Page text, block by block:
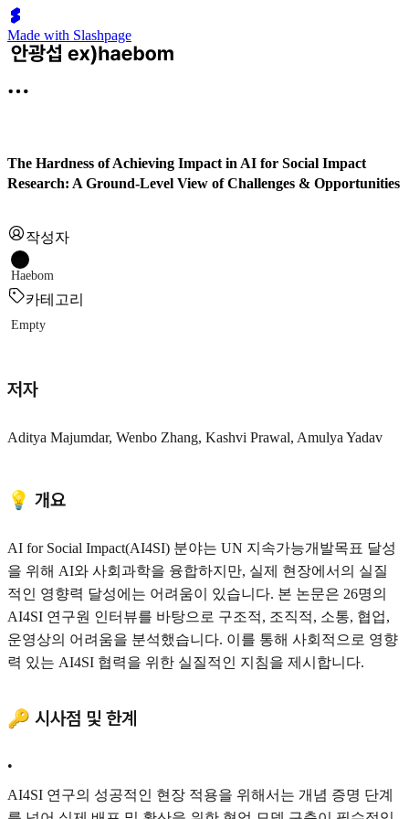
Made with Slashpage
The Hardness of Achieving Impact in AI for Social Impact
Research: A Ground-Level View of Challenges & Opportunities
작성자
Haebom
카테고리
Empty
저자
Aditya Majumdar, Wenbo Zhang, Kashvi Prawal, Amulya Yadav
💡 개요
AI for Social Impact(AI4SI) 분야는 UN 지속가능개발목표 달성
을 위해 AI와 사회과학을 융합하지만, 실제 현장에서의 실질
적인 영향력 달성에는 어려움이 있습니다. 본 논문은 26명의
AI4SI 연구원 인터뷰를 바탕으로 구조적, 조직적, 소통, 협업,
운영상의 어려움을 분석했습니다. 이를 통해 사회적으로 영향
력 있는 AI4SI 협력을 위한 실질적인 지침을 제시합니다.
🔑 시사점 및 한계
•
AI4SI 연구의 성공적인 현장 적용을 위해서는 개념 증명 단계